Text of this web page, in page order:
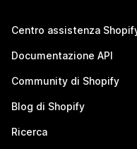
Centro assistenza
Documentazione API
Community di Shopify
Blog di Shopify
Ricerca